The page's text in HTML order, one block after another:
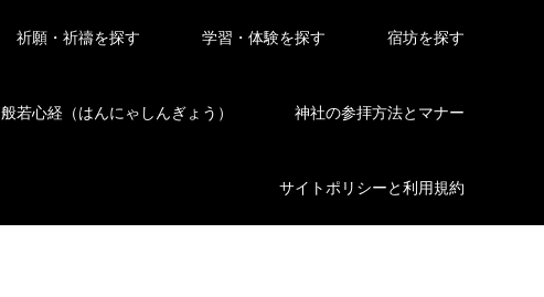
祈願・祈禱を探す 学習・体験を探す 宿坊を探す
般若心経（はんにゃしんぎょう） 神社の参拝方法とマナー
サイトポリシーと利用規約